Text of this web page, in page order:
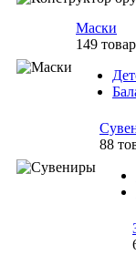
Маски
149
88